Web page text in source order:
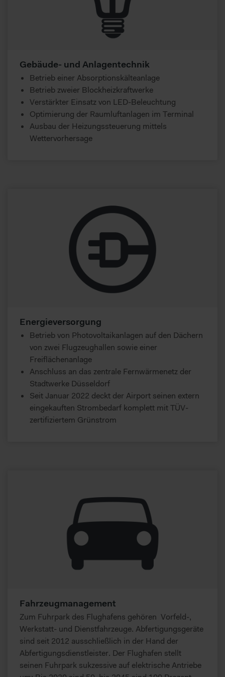
Gebäude- und Anlagentechnik
Betrieb einer Absorptionskälteanlage
Betrieb zweier Blockheizkraftwerke
Verstärkter Einsatz von LED-Beleuchtung
Optimierung der Raumluftanlagen im Terminal
Ausbau der Heizungssteuerung mittels
Wettervorhersage
Energieversorgung
Betrieb von Photovoltaikanlagen auf den Dächern
von zwei Flugzeughallen sowie einer
Freiflächenanlage
Anschluss an das zentrale Fernwärmenetz der
Stadtwerke Düsseldorf
Seit Januar 2022 deckt der Airport seinen extern
eingekauften Strombedarf komplett mit TÜV-
zertifiziertem Grünstrom
Fahrzeugmanagement
Zum Fuhrpark des Flughafens gehören Vorfeld-,
Werkstatt- und Dienstfahrzeuge. Abfertigungsgeräte
sind seit 2012 ausschließlich in der Hand der
Abfertigungsdienstleister. Der Flughafen stellt
seinen Fuhrpark sukzessive auf elektrische Antriebe